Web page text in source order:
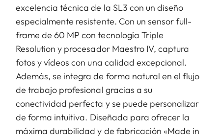
excelencia técnica de la SL3 con un diseño
especialmente resistente. Con un sensor full-
frame de 60 MP con tecnología Triple
Resolution y procesador Maestro IV, captura
fotos y vídeos con una calidad excepcional.
Además, se integra de forma natural en el flujo
de trabajo profesional gracias a su
conectividad perfecta y se puede personalizar
de forma intuitiva. Diseñada para ofrecer la
máxima durabilidad y de fabricación «Made in